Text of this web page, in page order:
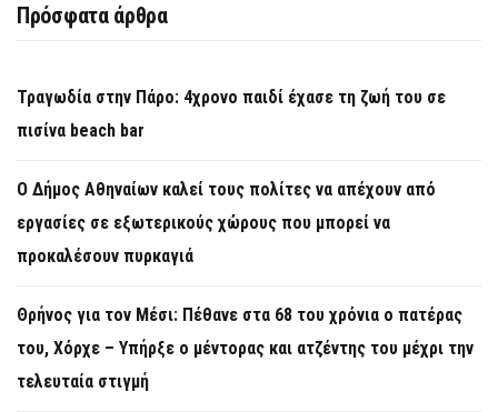
Πρόσφατα άρθρα
Τραγωδία στην Πάρο: 4χρονο παιδί έχασε τη ζωή του σε
πισίνα beach bar
Ο Δήμος Αθηναίων καλεί τους πολίτες να απέχουν από
εργασίες σε εξωτερικούς χώρους που μπορεί να
προκαλέσουν πυρκαγιά
Θρήνος για τον Μέσι: Πέθανε στα 68 του χρόνια ο πατέρας
του, Χόρχε – Υπήρξε ο μέντορας και ατζέντης του μέχρι την
τελευταία στιγμή